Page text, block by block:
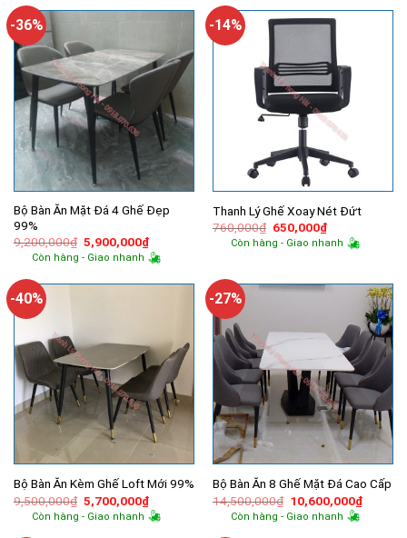
960,000₫.
754,000₫.
-36%
Bộ Bàn Ăn Mặt Đá 4 Ghế Đẹp
99%
9,200,000₫ Giá
gốc
là:
5,900,000₫Giá
hiện
tại
5,900,000₫.
Còn hàng - Giao nhanh
-14%
Thanh Lý Ghế Xoay Nét Đứt
760,000₫ Giá
gốc
là:
650,000₫Giá
hiện
tại
Còn hàng - Giao nhanh
-40%
Bộ Bàn Ăn Kèm Ghế Loft Mới 99%
9,500,000₫ Giá
gốc
là:
5,700,000₫Giá
hiện
tại
Còn hàng - Giao nhanh
-27%
Bộ Bàn Ăn 8 Ghế Mặt Đá Cao Cấp
14,500,000₫ Giá
gốc
là:
10,600,000₫Giá
hiện
Còn hàng - Giao nhanh